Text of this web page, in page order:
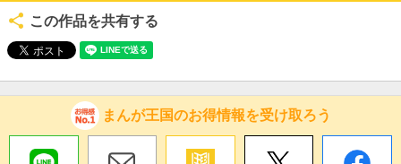
この作品を共有する
まんが王国のお得情報を受け取ろう